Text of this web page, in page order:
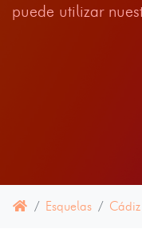
puede utilizar
Esquelas Cádiz